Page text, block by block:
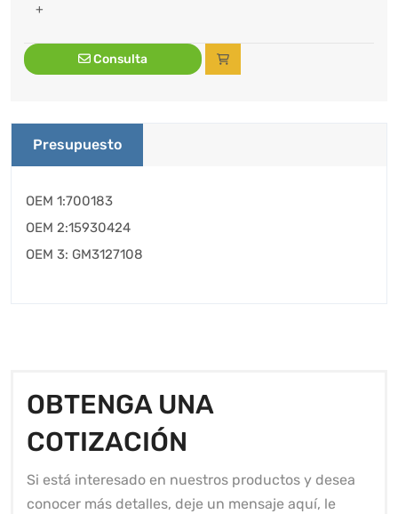
+
Consulta
Presupuesto
OEM 1:700183
OEM 2:15930424
OEM 3: GM3127108
OBTENGA UNA
COTIZACIÓN
Si está interesado en nuestros productos y desea
conocer más detalles, deje un mensaje aquí, le